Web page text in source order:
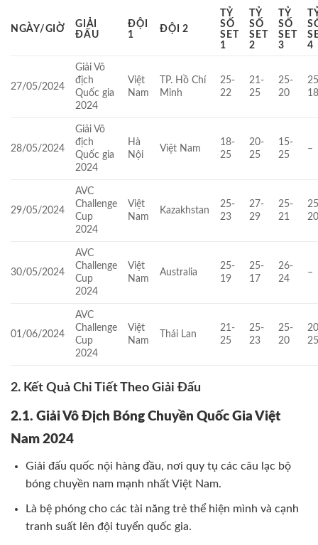
NGÀY/GIỜ
GIẢI
ĐẤU
ĐỘI
1
ĐỘI 2
TỶ
SỐ
SET
1
TỶ
SỐ
SET
2
TỶ
SỐ
SET
3
4
27/05/2024
Giải Vô
địch
Quốc gia
2024
Việt
Nam
TP. Hồ Chí
Minh
25-
22
21-
25
25-
20
28/05/2024
Giải Vô
địch
Quốc gia
2024
Hà
Nội
Việt Nam
18-
25
20-
25
15-
25
–
29/05/2024
AVC
Challenge
Cup
2024
Việt
Nam
Kazakhstan
25-
23
27-
29
25-
21
30/05/2024
AVC
Challenge
Cup
2024
Việt
Nam
Australia
25-
19
25-
17
26-
24
–
01/06/2024
AVC
Challenge
Cup
2024
Việt
Nam
Thái Lan
21-
25
25-
23
25-
20
2. Kết Quả Chi Tiết Theo Giải Đấu
2.1. Giải Vô Địch Bóng Chuyền Quốc Gia Việt
Nam 2024
Giải đấu quốc nội hàng đầu, nơi quy tụ các câu lạc bộ
bóng chuyền nam mạnh nhất Việt Nam.
Là bệ phóng cho các tài năng trẻ thể hiện mình và cạnh
tranh suất lên đội tuyển quốc gia.